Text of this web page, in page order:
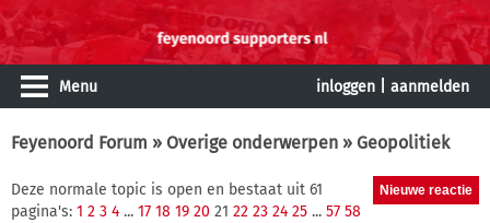
Menu inloggen aanmelden
Feyenoord Forum » Overige onderwerpen » Geopolitiek
Deze normale topic is open en bestaat uit 61
pagina's: 1 2 3 4 ... 17 18 19 20 21 22 23 24 25 ... 57 58